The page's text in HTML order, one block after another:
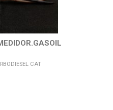
CAT